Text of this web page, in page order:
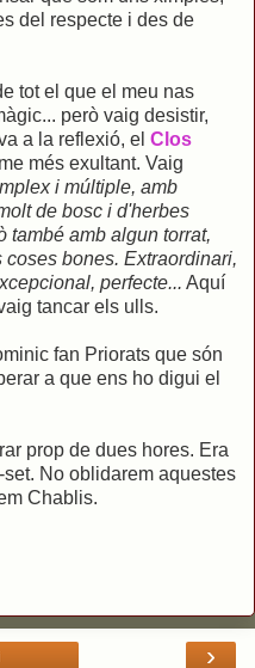
del respecte i des de
tot el que el meu nas
però vaig desistir,
a la reflexió, el Clos
més exultant. Vaig
i múltiple, amb
de bosc i d'herbes
també amb algun torrat,
bones. Extraordinari,
perfecte... Aquí
tancar els ulls.
fan Priorats que són
a que ens ho digui el
prop de dues hores. Era
No oblidarem aquestes
Chablis.
›